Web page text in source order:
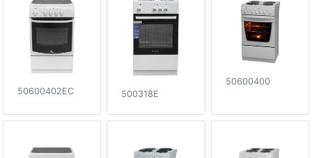
50600402EC 500318E
50600400